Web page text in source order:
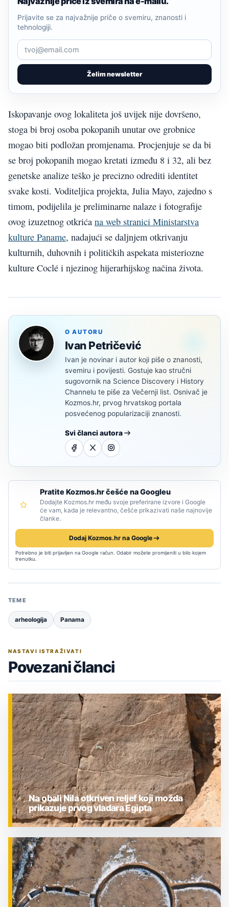
Želim newsletter
Prijavite se za najvažnije priče o svemiru, znanosti i
tehnologiji.
Iskopavanje ovog lokaliteta još uvijek nije dovršeno,
stoga bi broj osoba pokopanih unutar ove grobnice
mogao biti podložan promjenama. Procjenjuje se da bi
se broj pokopanih mogao kretati između 8 i 32, ali bez
genetske analize teško je precizno odrediti identitet
svake kosti. Voditeljica projekta, Julia Mayo, zajedno s
timom, podijelila je preliminarne nalaze i fotografije
ovog izuzetnog otkrića na web stranici Ministarstva
kulture Paname, nadajući se daljnjem otkrivanju
kulturnih, duhovnih i političkih aspekata misteriozne
kulture Coclé i njezinog hijerarhijskog načina života.
O AUTORU
Ivan Petričević
Ivan je novinar i autor koji piše o znanosti,
svemiru i povijesti. Gostuje kao stručni
sugovornik na Science Discovery i History
Channelu te piše za Večernji list. Osnivač je
Kozmos.hr, prvog hrvatskog portala
posvećenog popularizaciji znanosti.
Svi članci autora
Pratite Kozmos.hr češće na Googleu
Dodajte Kozmos.hr među svoje preferirane izvore i Google
će vam, kada je relevantno, češće prikazivati naše najnovije
članke.
Dodaj Kozmos.hr na Google
Potrebno je biti prijavljen na Google račun. Odabir možete promijeniti u bilo kojem
trenutku.
TEME
arheologija Panama
NASTAVI ISTRAŽIVATI
Povezani članci
ZNANOST
Na obali Nila otkriven reljef koji možda
prikazuje prvog vladara Egipta